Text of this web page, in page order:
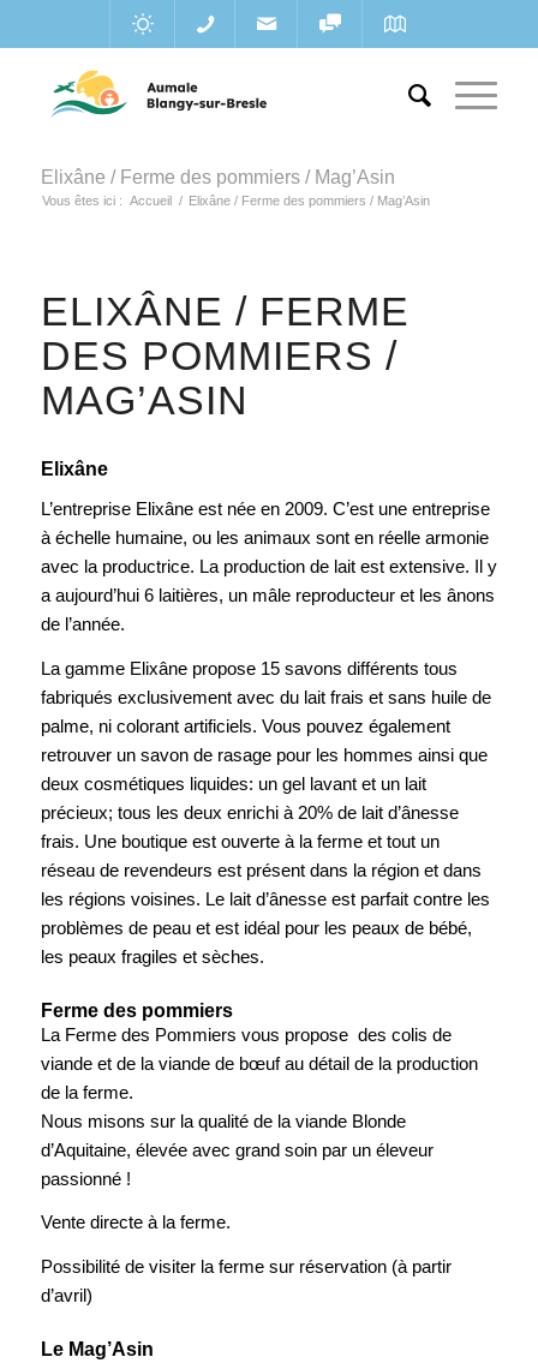
Elixâne / Ferme des pommiers / Mag’Asin
Vous êtes ici : Accueil / Elixâne / Ferme des pommiers / Mag’Asin
ELIXÂNE / FERME
DES POMMIERS /
MAG’ASIN
Elixâne
L’entreprise Elixâne est née en 2009. C’est une entreprise
à échelle humaine, ou les animaux sont en réelle armonie
avec la productrice. La production de lait est extensive. Il y
a aujourd’hui 6 laitières, un mâle reproducteur et les ânons
de l’année.
La gamme Elixâne propose 15 savons différents tous
fabriqués exclusivement avec du lait frais et sans huile de
palme, ni colorant artificiels. Vous pouvez également
retrouver un savon de rasage pour les hommes ainsi que
deux cosmétiques liquides: un gel lavant et un lait
précieux; tous les deux enrichi à 20% de lait d’ânesse
frais. Une boutique est ouverte à la ferme et tout un
réseau de revendeurs est présent dans la région et dans
les régions voisines. Le lait d’ânesse est parfait contre les
problèmes de peau et est idéal pour les peaux de bébé,
les peaux fragiles et sèches.
Ferme des pommiers
La Ferme des Pommiers vous propose des colis de
viande et de la viande de bœuf au détail de la production
de la ferme.
Nous misons sur la qualité de la viande Blonde
d’Aquitaine, élevée avec grand soin par un éleveur
passionné !
Vente directe à la ferme.
Possibilité de visiter la ferme sur réservation (à partir
d’avril)
Le Mag’Asin